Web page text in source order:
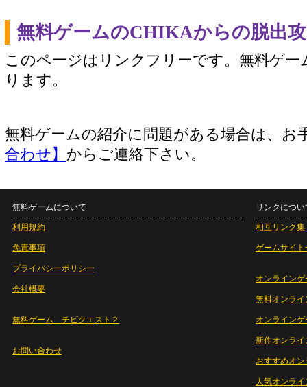
無料ゲームのCHIKAからの脱出
このページはリンクフリーです。無料ゲー
ります。
無料ゲームの紹介に問題がある場合は、お
合わせ】 からご連絡下さい。
無料ゲームについて
利用規約
免責事項
プライバシーポリシー
会社概要
無料ゲーム チビクエスト２
お問い合わせ
リンクについ
相互リンク集
ゲームサイト
オンラインゲ
無料オンライ
オンライン
新作オンライ
おすすめオ
人気オンラ